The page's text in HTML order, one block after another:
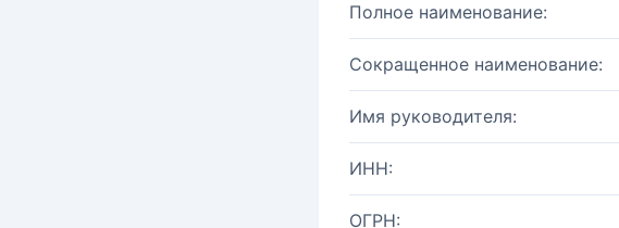
Полное наименование:
Сокращенное наименование:
Имя руководителя:
ИНН:
ОГРН: